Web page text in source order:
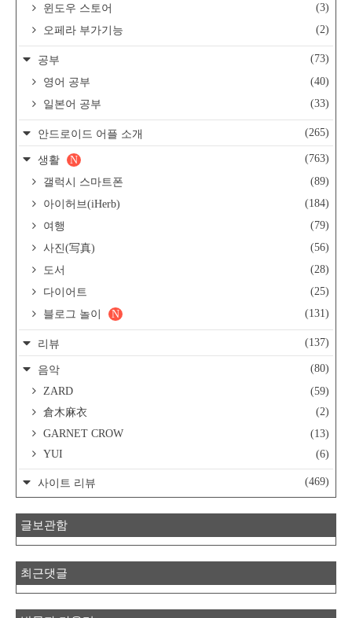
윈도우 스토어
(3)
오페라 부가기능
(2)
공부
(73)
영어 공부
(40)
일본어 공부
(33)
안드로이드 어플 소개 (265)
생활 (763)
N
갤럭시 스마트폰
(89)
아이허브(iHerb)
(184)
여행
(79)
사진(写真)
(56)
도서
(28)
다이어트
(25)
블로그 놀이
(131)
N
리뷰 (137)
음악
(80)
ZARD
(59)
倉木麻衣
(2)
GARNET CROW
(13)
YUI
(6)
사이트 리뷰 (469)
글보관함
최근댓글